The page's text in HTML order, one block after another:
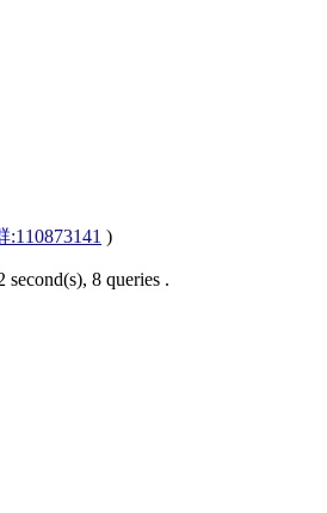
:110873141 )
second(s), 8 queries .